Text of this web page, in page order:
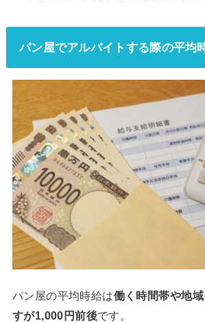
パン屋でアルバイトする際の平均
パン屋の平均時給は働く時間帯や地
すが1,000円前後です。